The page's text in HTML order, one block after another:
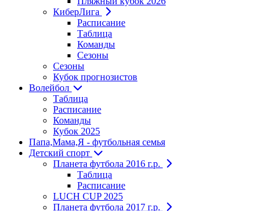
КиберЛига
Расписание
Таблица
Команды
Сезоны
Сезоны
Кубок прогнозистов
Волейбол
Таблица
Расписание
Команды
Кубок 2025
Папа,Мама,Я - футбольная семья
Детский спорт
Планета футбола 2016 г.р.
Таблица
Расписание
LUCH CUP 2025
Планета футбола 2017 г.р.